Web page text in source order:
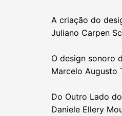
A criação do
Juliano Carpen
O design sonoro
Marcelo Augusto
Do Outro Lado
Daniele Ellery